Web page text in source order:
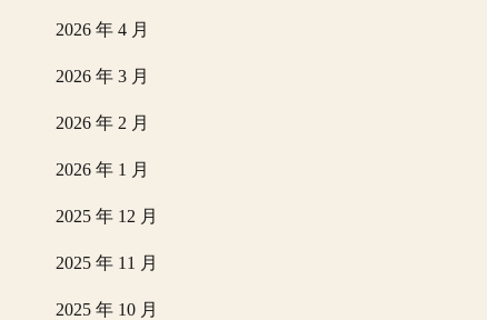
2026 年 4 月
2026 年 3 月
2026 年 2 月
2026 年 1 月
2025 年 12 月
2025 年 11 月
2025 年 10 月